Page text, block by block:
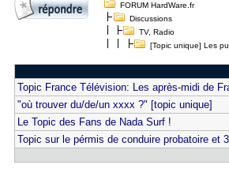
FORUM HardWare.fr
Discussions
TV, Radio
[Topic unique] Les
Topic France Télévision: Les après-midi de
"où trouver du/de/un xxxx ?" [topic unique]
Le Topic des Fans de Nada Surf !
Topic sur le pérmis de conduire probatoire et